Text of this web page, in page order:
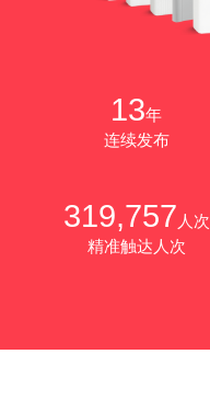
13年
连续发布
319,757 人次
精准触达人次